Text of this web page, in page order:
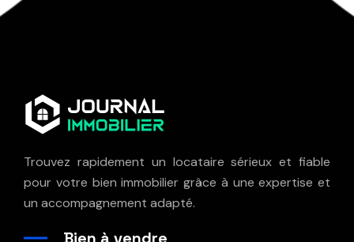
Trouvez rapidement un locataire sérieux et fiable
pour votre bien immobilier grâce à une expertise et
un accompagnement adapté.
Bien à vendre